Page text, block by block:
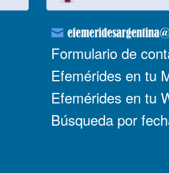
Formulario de
Efemérides en tu
Efemérides en tu
Búsqueda por